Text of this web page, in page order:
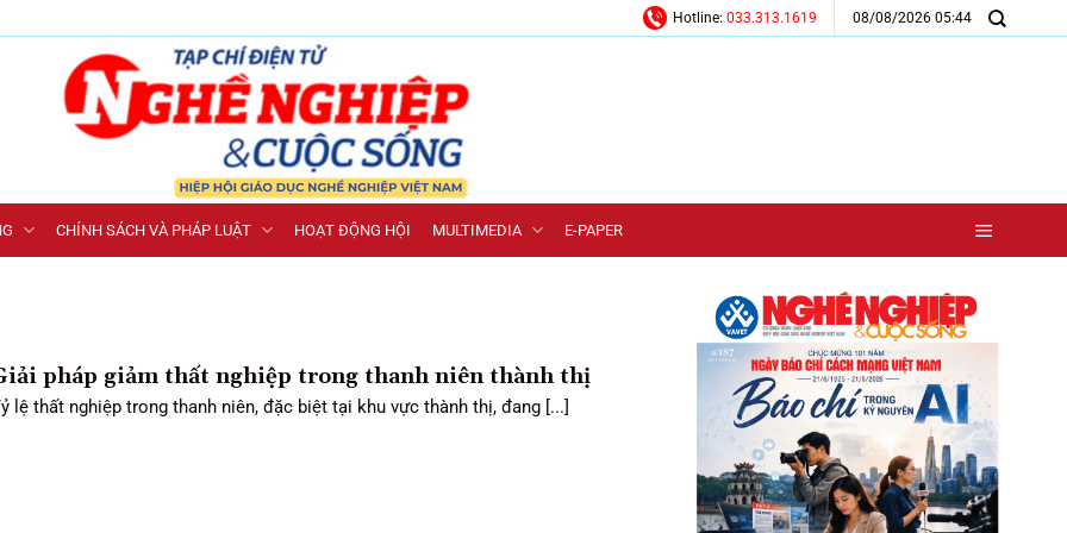
Hotline: 033.313.1619 08/08/2026 05:44
CHÍNH SÁCH VÀ PHÁP LUẬT HOẠT ĐỘNG HỘI MULTIMEDIA E-PAPER
pháp giảm thất nghiệp trong thanh niên thành thị
lệ thất nghiệp trong thanh niên, đặc biệt tại khu vực thành thị, đang [...]